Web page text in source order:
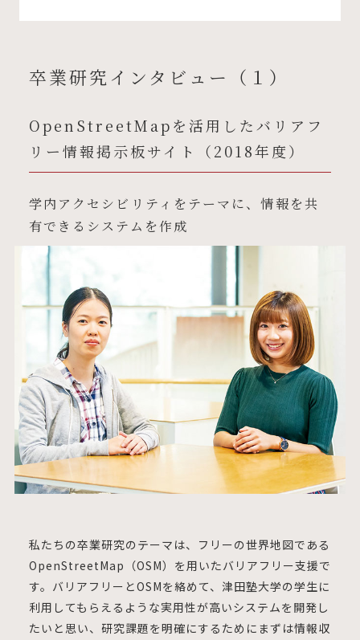
卒業研究インタビュー（１）
OpenStreetMapを活用したバリアフ
リー情報掲示板サイト（2018年度）
学内アクセシビリティをテーマに、情報を共
有できるシステムを作成
私たちの卒業研究のテーマは、フリーの世界地図である
OpenStreetMap（OSM）を用いたバリアフリー支援で
す。バリアフリーとOSMを絡めて、津田塾大学の学生に
利用してもらえるような実用性が高いシステムを開発し
たいと思い、研究課題を明確にするためにまずは情報収